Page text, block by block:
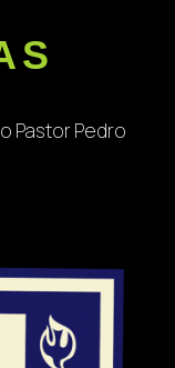
Pastor Pedro